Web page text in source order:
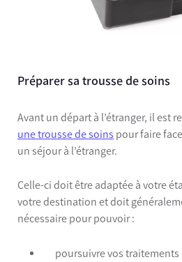
Préparer sa trousse de soins
Avant un départ à l’étranger, il est
une trousse de soins pour faire
un séjour à l’étranger.
Celle-ci doit être adaptée à votre
votre destination et doit
nécessaire pour pouvoir :
poursuivre vos